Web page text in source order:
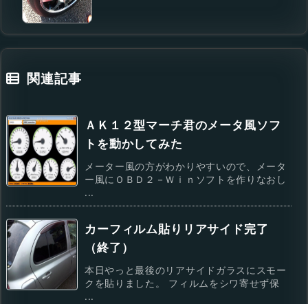
関連記事
ＡＫ１２型マーチ君のメータ風ソフ
トを動かしてみた
メーター風の方がわかりやすいので、メータ
ー風にＯＢＤ２－Ｗｉｎソフトを作りなおし
...
カーフィルム貼りリアサイド完了
（終了）
本日やっと最後のリアサイドガラスにスモー
クを貼りました。 フィルムをシワ寄せず保
...